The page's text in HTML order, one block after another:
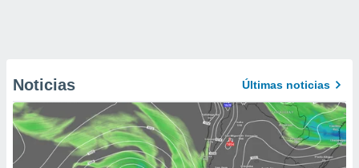
Noticias Últimas noticias